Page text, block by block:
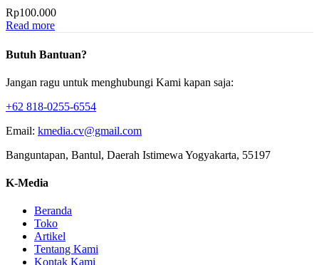
Rp100.000
Read more
Butuh Bantuan?
Jangan ragu untuk menghubungi Kami kapan saja:
+62 818-0255-6554
Email: kmedia.cv@gmail.com
Banguntapan, Bantul, Daerah Istimewa Yogyakarta, 55197
K-Media
Beranda
Toko
Artikel
Tentang Kami
Kontak Kami